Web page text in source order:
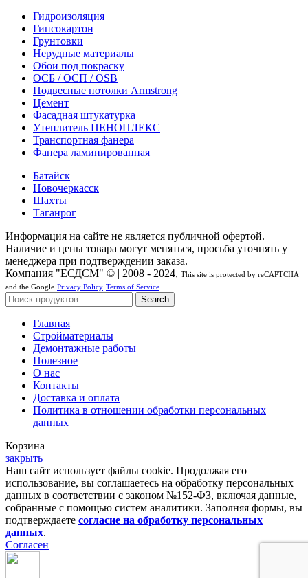
Гидроизоляция
Гипсокартон
Грунтовки
Нерудные материалы
Обои под покраску
ОСБ / ОСП / OSB
Подвесные потолки Armstrong
Цемент
Фасадная штукатурка
Утеплитель ПЕНОПЛЕКС
Транспортная фанера
Фанера ламинированная
Батайск
Новочеркасск
Шахты
Таганрог
Информация на сайте не является публичной офертой.
Наличие и цены товара могут меняться, просьба уточнять у
менеджера при подтверждении заказа.
Компания "ЕСДСМ" © | 2008 - 2024, This site is protected by reCAPTCHA
and the Google Privacy Policy Terms of Service
Search
Главная
Стройматериалы
Демонтажные работы
Полезное
О нас
Контакты
Доставка и оплата
Политика в отношении обработки персональных
данных
Корзина
закрыть
Наш сайт использует файлы cookie. Продолжая его
использование, вы соглашаетесь на обработку персональных
данных в соответствии с законом №152-ФЗ, включая данные,
собранные с помощью систем аналитики. Заполняя формы, вы
подтверждаете согласие на обработку персональных
данных.
Согласен